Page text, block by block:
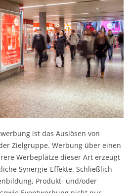
ist das Auslösen von
Zielgruppe. Werbung über einen
Werbeplätze dieser Art erzeugt
Synergie-Effekte. Schließlich
Produkt- und/oder